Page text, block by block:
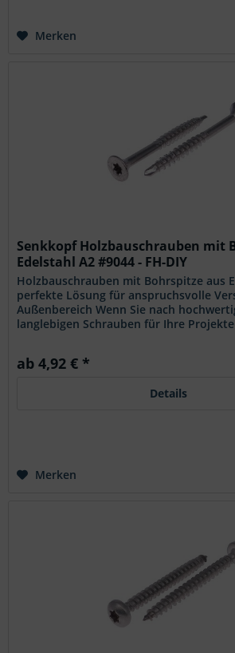
Merken
Senkkopf Holzbauschrauben mit
Edelstahl A2 #9044 - FH-DIY
Holzbauschrauben mit Bohrspitze aus
perfekte Lösung für anspruchsvolle
Außenbereich Wenn Sie nach
langlebigen Schrauben für Ihre
ab 4,92 € *
Details
Merken